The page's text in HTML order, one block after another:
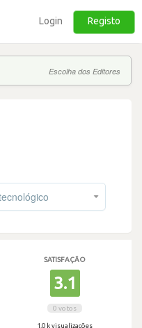
Login Registo
Escolha dos Editores
SATISFAÇÃO
3.1
0 votos
1.0 k visualizações